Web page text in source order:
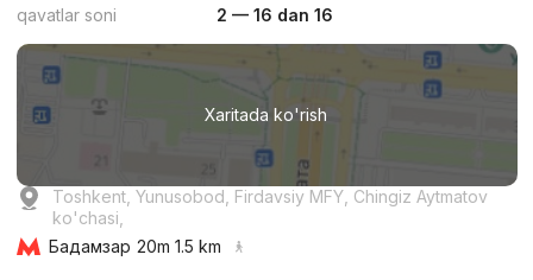
qavatlar soni
2 — 16 dan 16
Xaritada ko'rish
Toshkent, Yunusobod, Firdavsiy MFY, Chingiz Aytmatov
ko'chasi,
Бадамзар 20m 1.5 km